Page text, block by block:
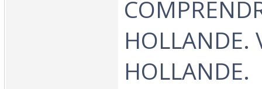
HOLLANDE.
HOLLANDE.‎